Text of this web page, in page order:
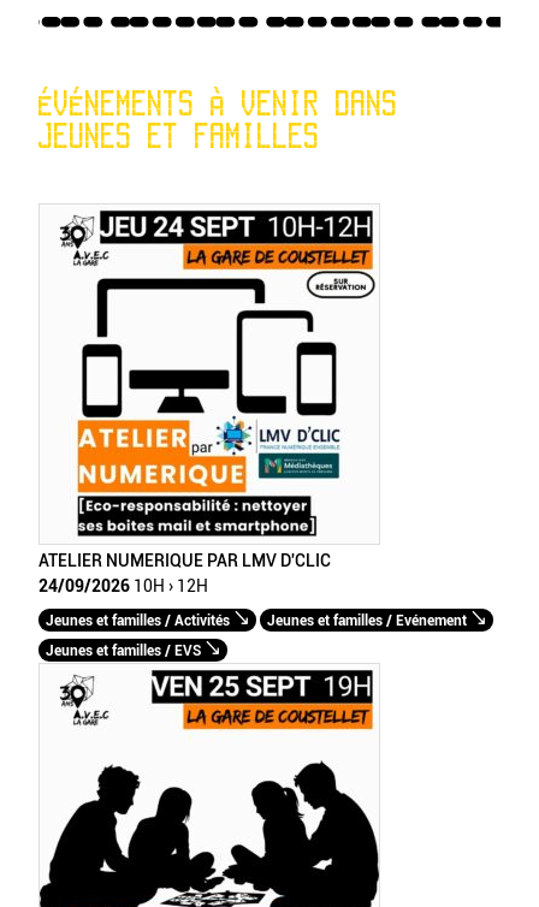
ÉVÉNEMENTS À VENIR DANS
JEUNES ET FAMILLES
ATELIER NUMERIQUE PAR LMV D'CLIC
24/09/2026 10H › 12H
Jeunes et familles / Activités
Jeunes et familles / Evénement
Jeunes et familles / EVS